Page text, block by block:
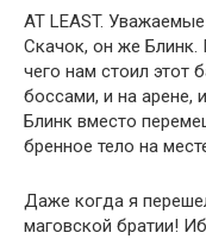
AT LEAST.
Скачок, он же Блинк.
чего нам стоил этот
боссами, и на арене,
Блинк вместо
бренное тело на
Даже когда я
маговской братии!